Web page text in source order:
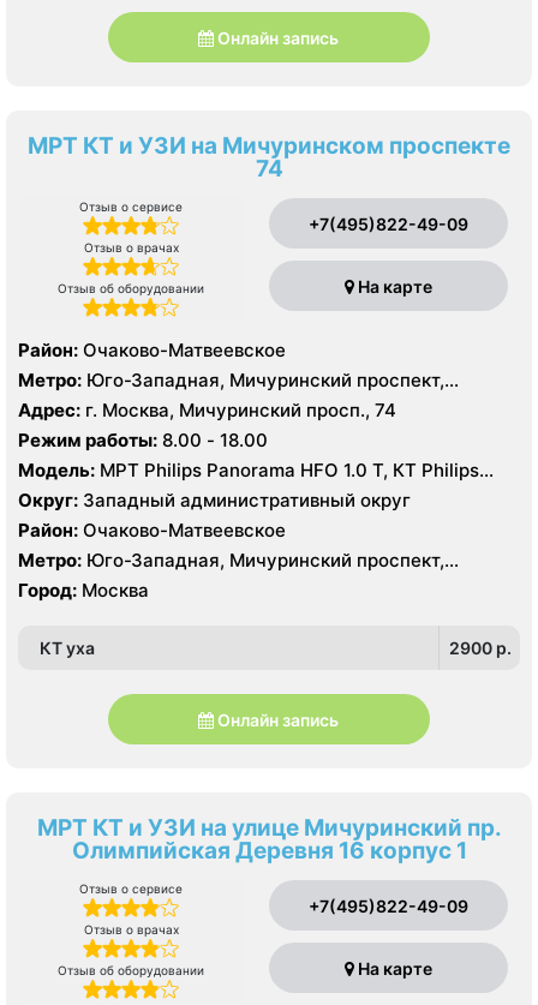
Онлайн запись
МРТ КТ и УЗИ на Мичуринском проспекте
74
Отзыв о сервисе
Отзыв о врачах
Отзыв об оборудовании
+7(495)822-49-09
На карте
Район: Очаково-Матвеевское
Метро: Юго-Западная, Мичуринский проспект,
Озёрная
Адрес: г. Москва, Мичуринский просп., 74
Режим работы: 8.00 - 18.00
Модель: МРТ Philips Panorama HFO 1.0 Т, КТ Philips
brilliance 16 срезов, УЗИ Philips HD15
Округ: Западный административный округ
Район: Очаково-Матвеевское
Метро: Юго-Западная, Мичуринский проспект,
Озёрная
Город: Москва
КТ уха 2900 p.
Онлайн запись
МРТ КТ и УЗИ на улице Мичуринский пр.
Олимпийская Деревня 16 корпус 1
Отзыв о сервисе
Отзыв о врачах
Отзыв об оборудовании
+7(495)822-49-09
На карте